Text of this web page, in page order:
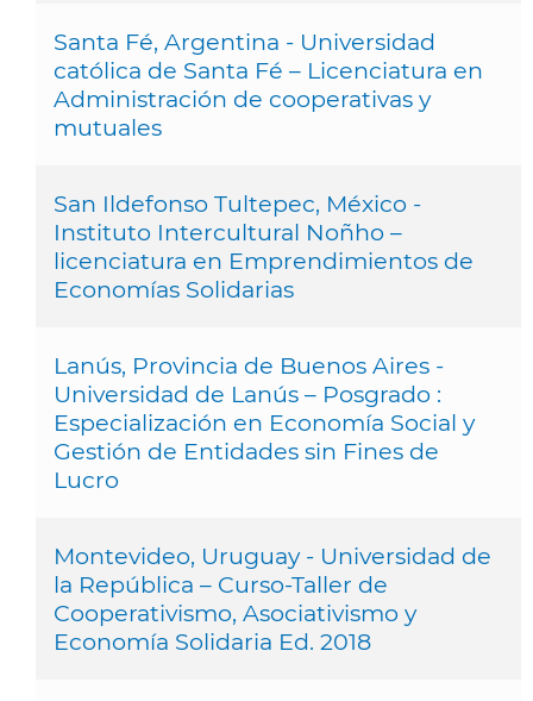
Santa Fé, Argentina - Universidad
católica de Santa Fé – Licenciatura en
Administración de cooperativas y
mutuales
San Ildefonso Tultepec, México -
Instituto Intercultural Noñho –
licenciatura en Emprendimientos de
Economías Solidarias
Lanús, Provincia de Buenos Aires -
Universidad de Lanús – Posgrado :
Especialización en Economía Social y
Gestión de Entidades sin Fines de
Lucro
Montevideo, Uruguay - Universidad de
la República – Curso-Taller de
Cooperativismo, Asociativismo y
Economía Solidaria Ed. 2018